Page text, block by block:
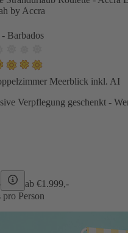
by Accra
Barbados
Meerblick inkl. AI
Verpflegung geschenkt -
ab €1.999,-
pro Person